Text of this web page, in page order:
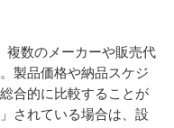
複数のメーカーや販売代
製品価格や納品スケジ
合的に比較することが
されている場合は、設